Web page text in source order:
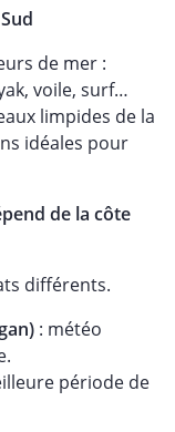
de mer :
voile, surf…
limpides de la
idéales pour
de la côte
différents.
: météo
période de